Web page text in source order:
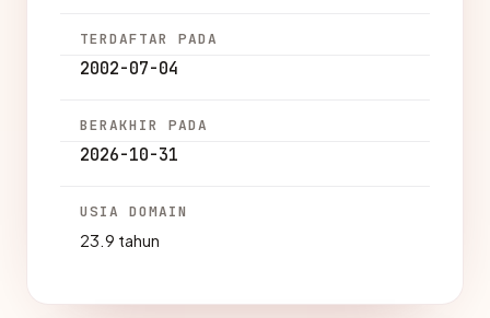
TERDAFTAR PADA
2002-07-04
BERAKHIR PADA
2026-10-31
USIA DOMAIN
23.9 tahun